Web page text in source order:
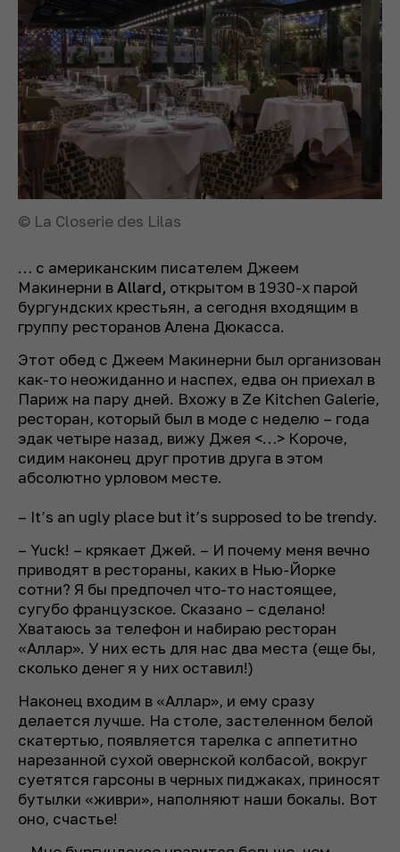
© La Closerie des Lilas
… с американским писателем Джеем
Макинерни вAllard, открытом в 1930-х парой
бургундских крестьян, а сегодня входящим в
группу ресторанов Алена Дюкасса.
Этот обед с Джеем Макинерни был организован
как-то неожиданно и наспех, едва он приехал в
Париж на пару дней. Вхожу в Ze Kitchen Galerie,
ресторан, который был в моде с неделю – года
эдак четыре назад, вижу Джея <…> Короче,
сидим наконец друг против друга в этом
абсолютно урловом месте.
– It’s an ugly place but it’s supposed to be trendy.
– Yuck! – крякает Джей. – И почему меня вечно
приводят в рестораны, каких в Нью-Йорке
сотни? Я бы предпочел что-то настоящее,
сугубо французское. Сказано – сделано!
Хватаюсь за телефон и набираю ресторан
«Аллар». У них есть для нас два места (еще бы,
сколько денег я у них оставил!)
Наконец входим в «Аллар», и ему сразу
делается лучше. На столе, застеленном белой
скатертью, появляется тарелка с аппетитно
нарезанной сухой овернской колбасой, вокруг
суетятся гарсоны в черных пиджаках, приносят
бутылки «живри», наполняют наши бокалы. Вот
оно, счастье!